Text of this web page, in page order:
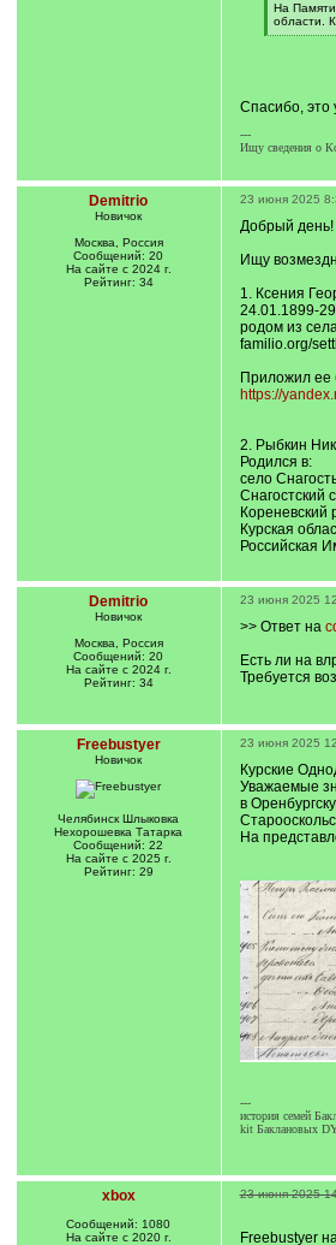
На
области.
[
Спасибо, это
---
Ищу сведения о
Demitrio
Новичок
Москва, Россия
Сообщений: 20
На сайте с 2024 г.
Рейтинг: 34
23 июня 2025
Добрый день!
Ищу
1. Ксения
24.01.1899-
родом из
familio.org/
Приложил ее
https://
2. Рыбкин
Родился в:
село
Снагостский
Кореневский
Курская
Российская
Demitrio
Новичок
Москва, Россия
Сообщений: 20
На сайте с 2024 г.
Рейтинг: 34
23 июня 2025
>> Ответ на
Есть ли на
Требуется
Freebustyer
Новичок
Челябинск Шлыковка
Нехорошевка Татарка
Сообщений: 22
На сайте с 2025 г.
Рейтинг: 29
23 июня 2025
Курские
Уважаемые
в
На
---
история семей
kit Баклановых
xbox
Сообщений: 1080
На сайте с 2020 г.
23 июня 2025
Freebustyer